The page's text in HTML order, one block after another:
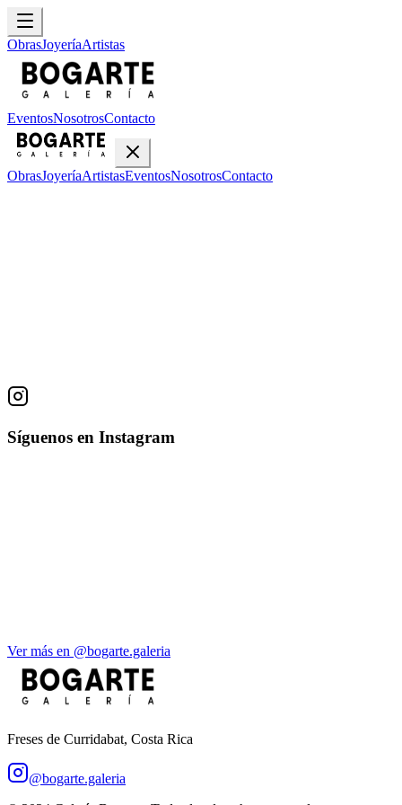
ObrasJoyeríaArtistas
EventosNosotrosContacto
ObrasJoyeríaArtistasEventosNosotrosContacto
Síguenos en Instagram
Ver más en @bogarte.galeria
Freses de Curridabat, Costa Rica
@bogarte.galeria